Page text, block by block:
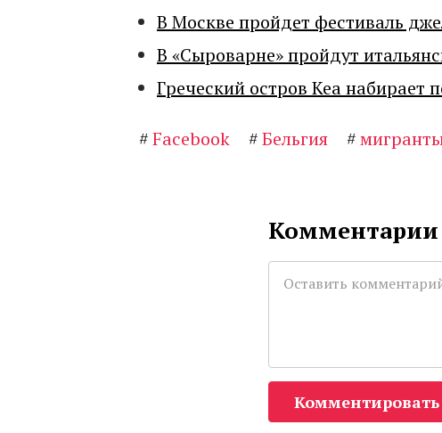
В Москве пройдет фестиваль
В «Сыроварне» пройдут
Греческий остров Кеа набирает
#Facebook #Бельгия #
Комментировать